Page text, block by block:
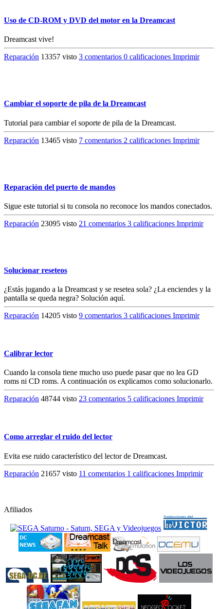
Uso de CD-ROM y DVD del motor en la Dreamcast
Dreamcast vive!
Reparación 13357 visto 3 comentarios 0 calificaciones Imprimir
Cambiar el soporte de pila de la Dreamcast
Tutorial para cambiar el soporte de pila de la Dreamcast.
Reparación 13465 visto 7 comentarios 2 calificaciones Imprimir
Reparación del puerto de mandos
Sigue este tutorial si tu consola no reconoce los mandos conectados.
Reparación 23095 visto 21 comentarios 3 calificaciones Imprimir
Solucionar reseteos
¿Estás jugando a la Dreamcast y se resetea sola? ¿La enciendes y la
pantalla se queda negra? Solución aquí.
Reparación 14205 visto 9 comentarios 3 calificaciones Imprimir
Calibrar lector
Cuando la consola tiene mucho uso puede pasar que no lea GD
roms ni CD roms. A continuación os explicamos como solucionarlo.
Reparación 48744 visto 23 comentarios 5 calificaciones Imprimir
Como arreglar el ruido del lector
Evita ese ruido característico del lector de Dreamcast.
Reparación 21657 visto 11 comentarios 1 calificaciones Imprimir
Afiliados